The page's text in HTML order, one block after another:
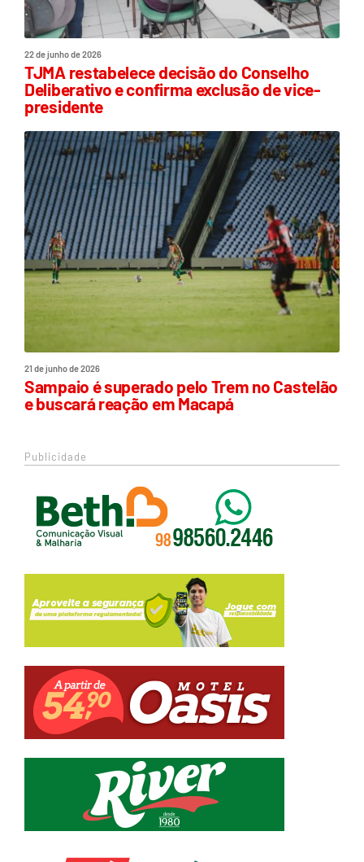
22 de junho de 2026
TJMA restabelece decisão do Conselho
Deliberativo e confirma exclusão de vice-
presidente
21 de junho de 2026
Sampaio é superado pelo Trem no Castelão
e buscará reação em Macapá
Publicidade